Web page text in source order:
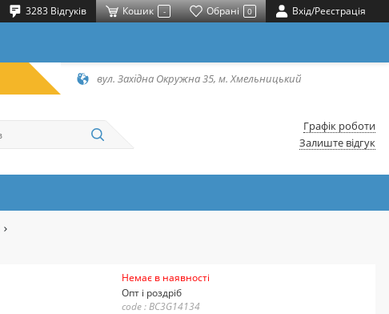
3283 Відгуків Кошик - Обрані 0 Вхід/Реєстрація
вул. Західна Окружна 35, м. Хмельницький
Графік роботи
Залиште відгук
Немає в наявності
Опт і роздріб
code : BC3G14134